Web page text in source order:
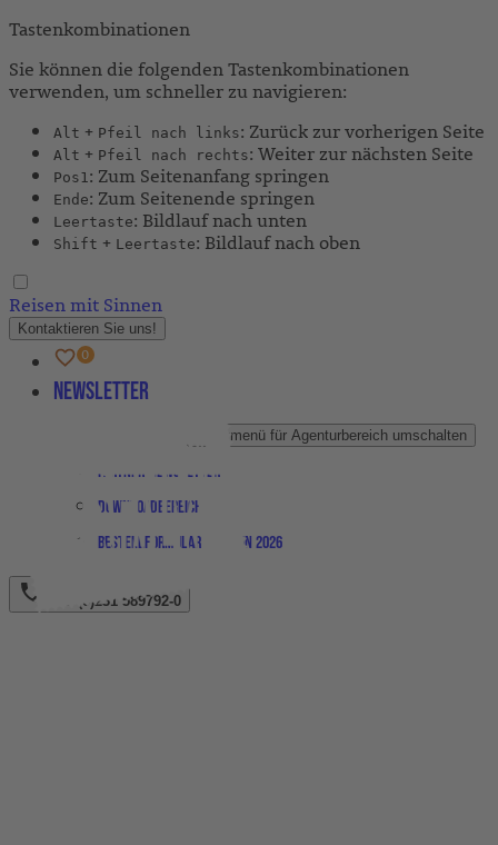
Tastenkombinationen
Sie können die folgenden Tastenkombinationen
verwenden, um schneller zu navigieren:
Alt + Pfeil nach links: Zurück zur vorherigen Seite
Alt + Pfeil nach rechts: Weiter zur nächsten Seite
Pos1: Zum Seitenanfang springen
Ende: Zum Seitenende springen
Leertaste: Bildlauf nach unten
Shift + Leertaste: Bildlauf nach oben
Reisen mit Sinnen
Kontaktieren Sie uns!
Newsletter
Untermenü für Agenturbereich umschalten
Downloadbereich
Bestellformular Magazin 2026
+49 (0)231 589792-0